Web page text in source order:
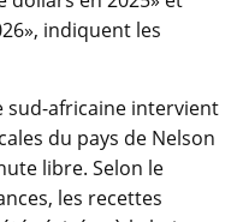
indiquent les
sud-africaine intervient
du pays de Nelson
libre. Selon le
les recettes